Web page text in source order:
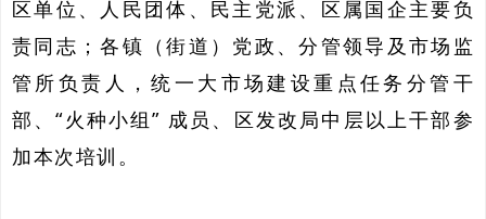
区单位、人民团体、民主党派、区属国企主要负
责同志；各镇（街道）党政、分管领导及市场监
管所负责人，统一大市场建设重点任务分管干
部、“火种小组” 成员、区发改局中层以上干部参
加本次培训。